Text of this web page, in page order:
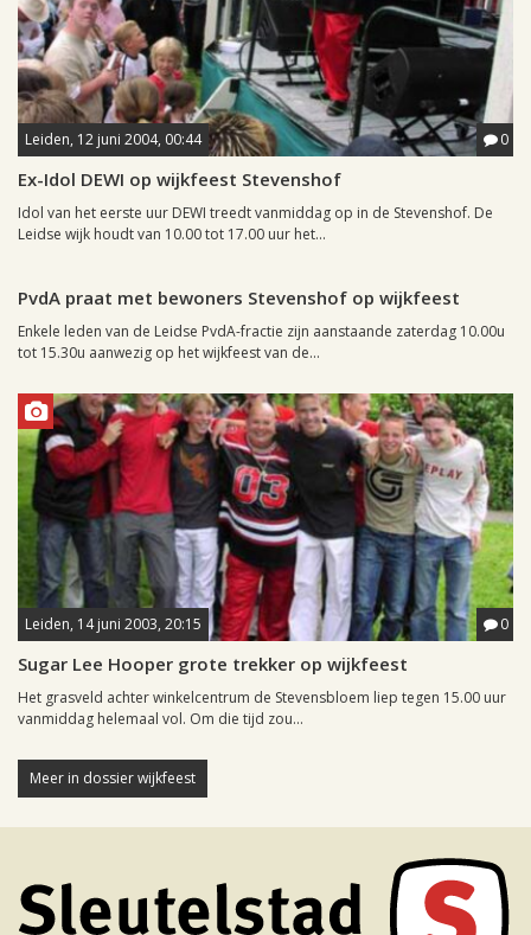
Leiden, 12 juni 2004, 00:44 0
Ex-Idol DEWI op wijkfeest Stevenshof
Idol van het eerste uur DEWI treedt vanmiddag op in de Stevenshof. De
Leidse wijk houdt van 10.00 tot 17.00 uur het...
PvdA praat met bewoners Stevenshof op wijkfeest
Enkele leden van de Leidse PvdA-fractie zijn aanstaande zaterdag 10.00u
tot 15.30u aanwezig op het wijkfeest van de...
Leiden, 14 juni 2003, 20:15 0
Sugar Lee Hooper grote trekker op wijkfeest
Het grasveld achter winkelcentrum de Stevensbloem liep tegen 15.00 uur
vanmiddag helemaal vol. Om die tijd zou...
Meer in dossier wijkfeest